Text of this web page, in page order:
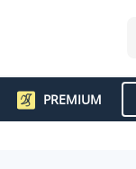
PREMIUM